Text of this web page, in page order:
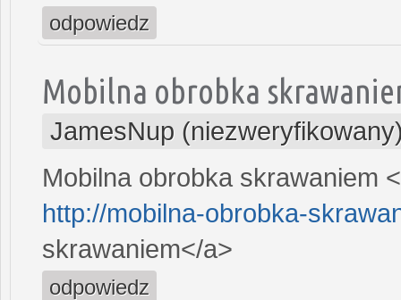
odpowiedz
Mobilna obrobka
JamesNup
Mobilna obrobka skrawaniem
http://mobilna-obrobka-
skrawaniem</a>
odpowiedz